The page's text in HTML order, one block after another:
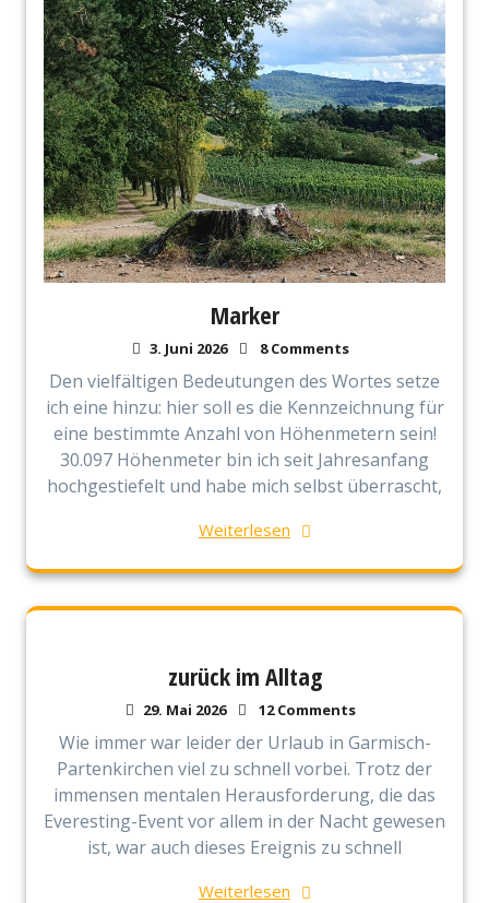
Marker
3. Juni 2026 8 Comments
Den vielfältigen Bedeutungen des Wortes setze
ich eine hinzu: hier soll es die Kennzeichnung für
eine bestimmte Anzahl von Höhenmetern sein!
30.097 Höhenmeter bin ich seit Jahresanfang
hochgestiefelt und habe mich selbst überrascht,
Weiterlesen
zurück im Alltag
29. Mai 2026 12 Comments
Wie immer war leider der Urlaub in Garmisch-
Partenkirchen viel zu schnell vorbei. Trotz der
immensen mentalen Herausforderung, die das
Everesting-Event vor allem in der Nacht gewesen
ist, war auch dieses Ereignis zu schnell
Weiterlesen